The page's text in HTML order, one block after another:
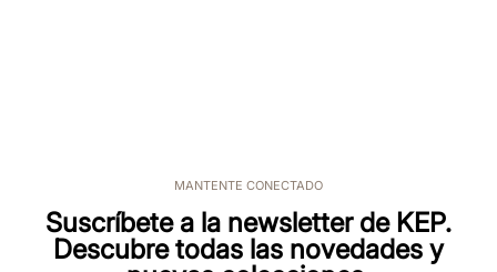
MANTENTE CONECTADO
Suscríbete a la newsletter de KEP.
Descubre todas las novedades y